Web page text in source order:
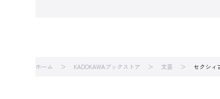
ホーム KADOKAWAブックストア 文芸 セクシィ